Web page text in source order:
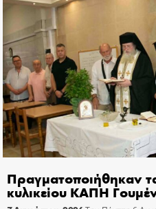
Πραγματοποιήθηκαν
κυλικείου ΚΑΠΗ